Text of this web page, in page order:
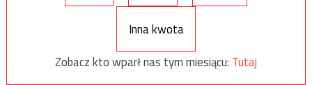
Inna kwota
Zobacz kto wparł nas tym miesiącu: Tutaj